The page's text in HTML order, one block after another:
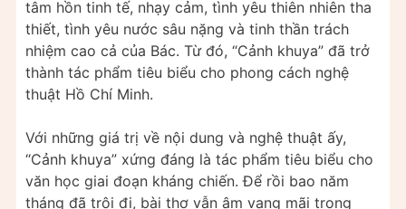
tâm hồn tinh tế, nhạy cảm, tình yêu thiên nhiên tha
thiết, tình yêu nước sâu nặng và tinh thần trách
nhiệm cao cả của Bác. Từ đó, “Cảnh khuya” đã trở
thành tác phẩm tiêu biểu cho phong cách nghệ
thuật Hồ Chí Minh.
Với những giá trị về nội dung và nghệ thuật ấy,
“Cảnh khuya” xứng đáng là tác phẩm tiêu biểu cho
văn học giai đoạn kháng chiến. Để rồi bao năm
tháng đã trôi đi, bài thơ vẫn âm vang mãi trong